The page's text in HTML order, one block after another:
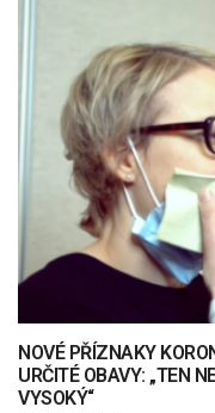
NOVÉ PŘÍZNAKY
URČITÉ OBAVY: „TEN
VYSOKÝ“